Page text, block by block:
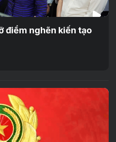
điểm nghẽn kiến tạo